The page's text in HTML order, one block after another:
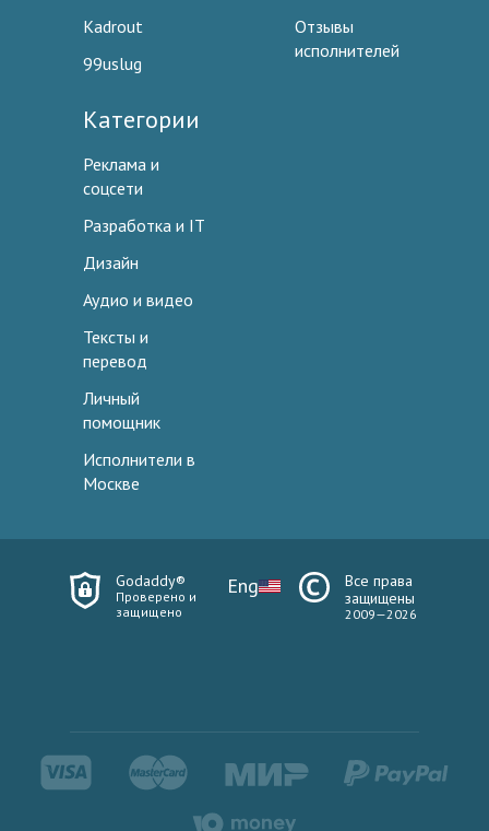
Kadrout
99uslug
Отзывы
исполнителей
Категории
Реклама и
соцсети
Разработка и IT
Дизайн
Аудио и видео
Тексты и
перевод
Личный
помощник
Исполнители в
Москве
Godaddy®
Проверено и
защищено
Eng
Все права
защищены
2009—2026